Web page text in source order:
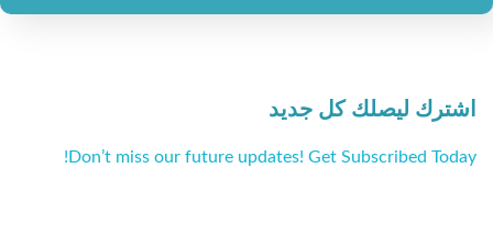
اشترك ليصلك كل جديد
Don’t miss our future updates! Get Subscribed Today!